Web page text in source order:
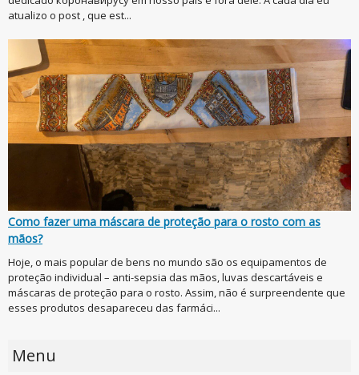
atualizo o post , que est...
Como fazer uma máscara de proteção para o rosto com as
mãos?
Hoje, o mais popular de bens no mundo são os equipamentos de
proteção individual – anti-sepsia das mãos, luvas descartáveis e
máscaras de proteção para o rosto. Assim, não é surpreendente que
esses produtos desapareceu das farmáci...
Menu